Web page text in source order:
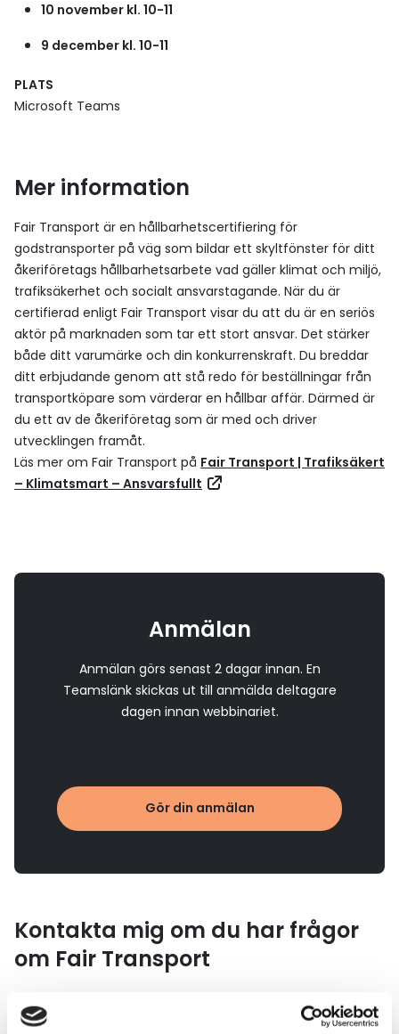
10 november kl. 10-11
9 december kl. 10-11
PLATS
Microsoft Teams
Mer information
Fair Transport är en hållbarhetscertifiering för
godstransporter på väg som bildar ett skyltfönster för ditt
åkeriföretags hållbarhetsarbete vad gäller klimat och miljö,
trafiksäkerhet och socialt ansvarstagande. När du är
certifierad enligt Fair Transport visar du att du är en seriös
aktör på marknaden som tar ett stort ansvar. Det stärker
både ditt varumärke och din konkurrenskraft. Du breddar
ditt erbjudande genom att stå redo för beställningar från
transportköpare som värderar en hållbar affär. Därmed är
du ett av de åkeriföretag som är med och driver
utvecklingen framåt.
Läs mer om Fair Transport på Fair Transport | Trafiksäkert
– Klimatsmart – Ansvarsfullt
Anmälan
Anmälan görs senast 2 dagar innan. En
Teamslänk skickas ut till anmälda deltagare
dagen innan webbinariet.
Gör din anmälan
Kontakta mig om du har frågor
om Fair Transport